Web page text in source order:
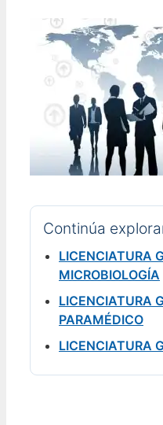
Continúa
LICENCIATURA
MICROBIOLOGÍA
LICENCIATURA
PARAMÉDICO
LICENCIATURA